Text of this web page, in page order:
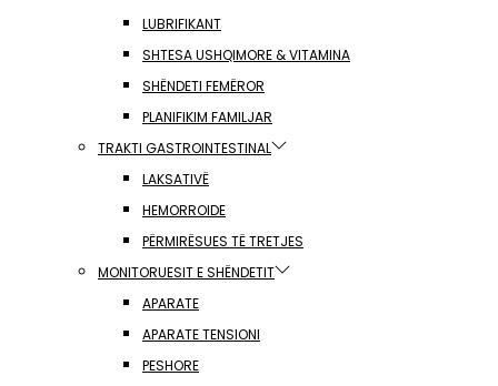
LUBRIFIKANT
SHTESA USHQIMORE & VITAMINA
SHËNDETI FEMËROR
PLANIFIKIM FAMILJAR
TRAKTI GASTROINTESTINAL
LAKSATIVË
HEMORROIDE
PËRMIRËSUES TË TRETJES
MONITORUESIT E SHËNDETIT
APARATE
APARATE TENSIONI
PESHORE